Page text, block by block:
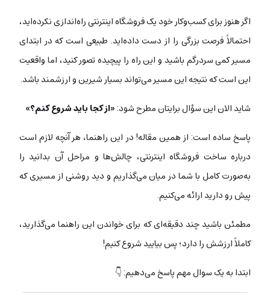
اگر هنوز برای کسب‌وکار خود یک فروشگاه اینترنتی راه‌اندازی نکرده‌اید،
احتمالاً فرصت بزرگی را از دست داده‌اید. طبیعی است که در ابتدای
مسیر کمی سردرگم باشید و این راه را پیچیده تصور کنید، اما واقعیت
این است که نتیجه این مسیر می‌تواند بسیار شیرین و ارزشمند باشد.
شاید الان این سؤال برایتان مطرح شود:«از کجا باید شروع کنم؟»
پاسخ ساده است: از همین مقاله! در این راهنما، هر آنچه لازم است
درباره ساخت فروشگاه اینترنتی، چالش‌ها و مراحل آن بدانید را
به‌صورت کامل با شما در میان می‌گذاریم و دید روشنی از مسیری که
پیش رو دارید ارائه می‌کنیم.
مطمئن باشید چند دقیقه‌ای که برای خواندن این راهنما می‌گذارید،
کاملاً ارزشش را دارد؛ پس بیایید شروع کنیم!
ابتدا به یک سوال مهم پاسخ می‌دهیم: 👇